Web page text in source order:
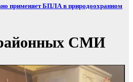
применяет БПЛА в природоохранном